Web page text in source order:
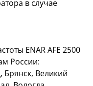
в случае
ENAR AFE 2500
России:
Брянск, Великий